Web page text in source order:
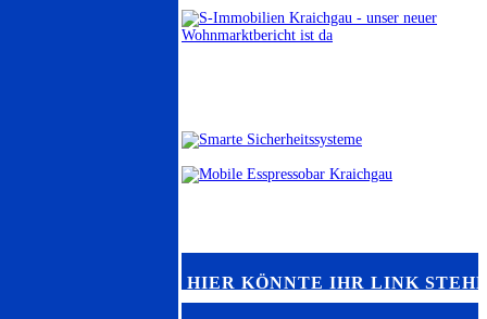
HIER KÖNNTE IHR LINK